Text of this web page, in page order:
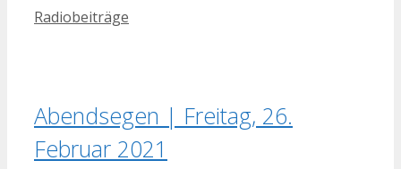
Kategorien
Radiobeiträge
Abendsegen | Freitag, 26.
Februar 2021